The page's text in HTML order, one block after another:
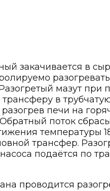
закачивается в
мазут
трансферу в
печи на
поток
температуры
трансфер.
подаётся по
проводится